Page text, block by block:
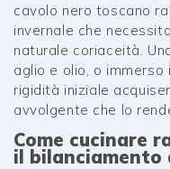
cavolo nero toscano
invernale che
naturale coriaceità.
aglio e olio, o immerso
rigidità iniziale
avvolgente che lo
Come cucinare
il bilanciamento